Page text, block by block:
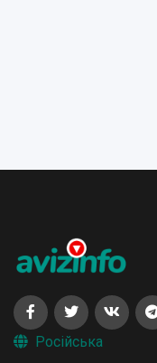
Російська